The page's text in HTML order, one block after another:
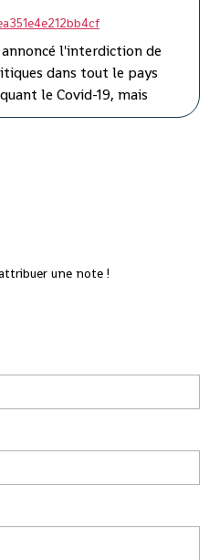
l'interdiction de
dans tout le pays
le Covid-19, mais
de la
une note !